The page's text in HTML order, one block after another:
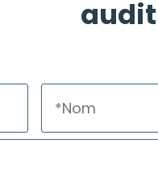
Prénom